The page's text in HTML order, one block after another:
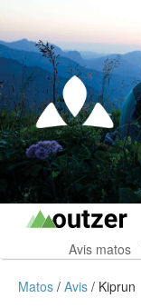
Avis matos
Matos Avis Kiprun